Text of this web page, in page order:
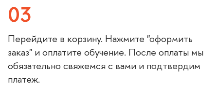
03
Перейдите в корзину. Нажмите "оформить
заказ" и оплатите обучение. После оплаты мы
обязательно свяжемся с вами и подтвердим
платеж.